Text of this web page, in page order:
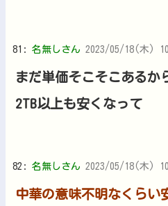
81: 名無しさん 2023/05/18(木)
まだ単価そこそこあるか
2TB以上も安くなって
82: 名無しさん 2023/05/18(木)
中華の意味不明なくらい